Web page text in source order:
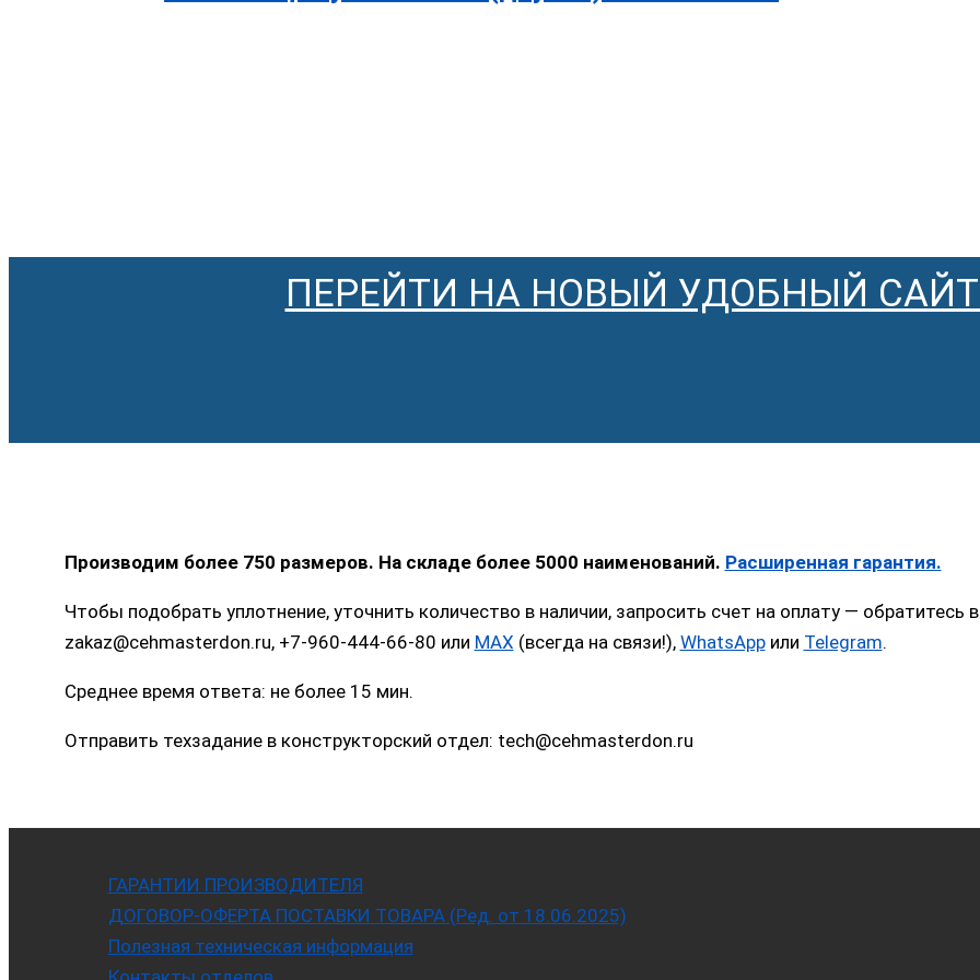
ПЕРЕЙТИ НА НОВЫЙ УДОБНЫЙ
Производим более 750 размеров. На складе более 5000 наименований. Расширенная гарантия.
Чтобы подобрать уплотнение, уточнить количество в наличии, запросить счет на оплату —
zakaz@cehmasterdon.ru, +7-960-444-66-80 или MAX (всегда на связи!), WhatsAppили Telegram.
Среднее время ответа: не более 15 мин.
Отправить техзадание в конструкторский отдел: tech@cehmasterdon.ru
ГАРАНТИИ ПРОИЗВОДИТЕЛЯ
ДОГОВОР-ОФЕРТА ПОСТАВКИ ТОВАРА (Ред. от 18.06.2025)
Полезная техническая информация